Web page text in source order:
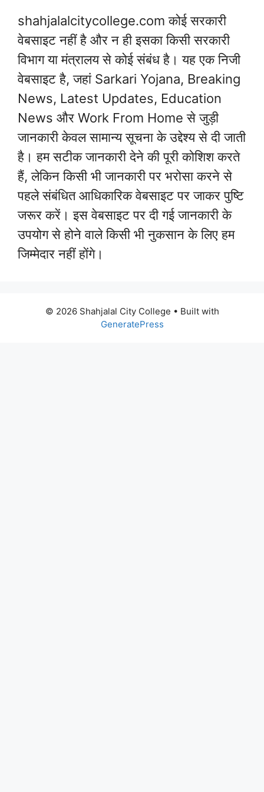
shahjalalcitycollege.com कोई सरकारी
वेबसाइट नहीं है और न ही इसका किसी सरकारी
विभाग या मंत्रालय से कोई संबंध है। यह एक निजी
वेबसाइट है, जहां Sarkari Yojana, Breaking
News, Latest Updates, Education
News और Work From Home से जुड़ी
जानकारी केवल सामान्य सूचना के उद्देश्य से दी जाती
है। हम सटीक जानकारी देने की पूरी कोशिश करते
हैं, लेकिन किसी भी जानकारी पर भरोसा करने से
पहले संबंधित आधिकारिक वेबसाइट पर जाकर पुष्टि
जरूर करें। इस वेबसाइट पर दी गई जानकारी के
उपयोग से होने वाले किसी भी नुकसान के लिए हम
जिम्मेदार नहीं होंगे।
© 2026 Shahjalal City College • Built with
GeneratePress